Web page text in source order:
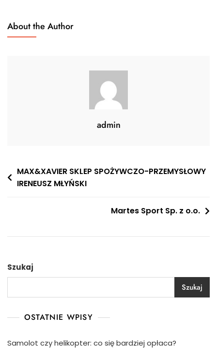
About the Author
admin
Nawigacja
wpisu
MAX&XAVIER SKLEP SPOŻYWCZO-PRZEMYSŁOWY
IRENEUSZ MŁYŃSKI
Martes Sport Sp. z o.o.
Szukaj
Szukaj
OSTATNIE WPISY
Samolot czy helikopter: co się bardziej opłaca?